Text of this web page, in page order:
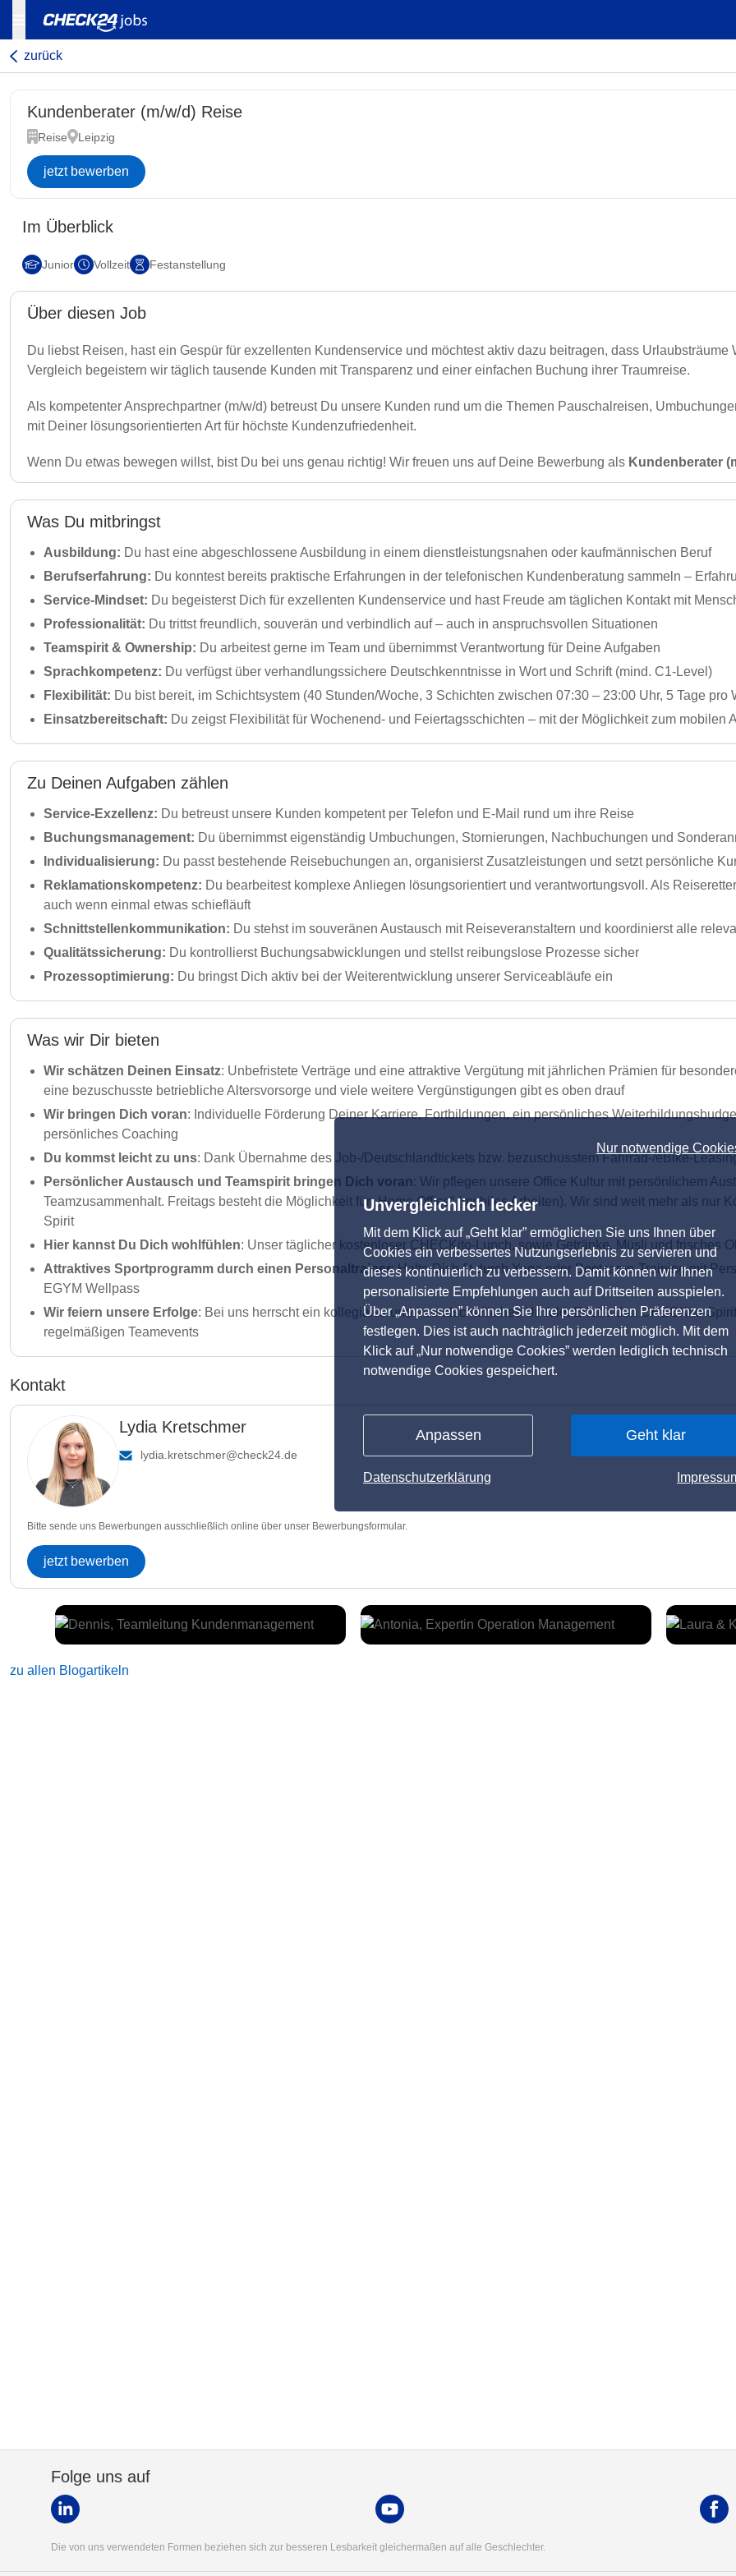
Nur notwendige
Unvergleichlich lecker
Mit dem Klick auf „Geht klar” ermöglichen Sie uns Ihnen über
Cookies ein verbessertes Nutzungserlebnis zu servieren und
dieses kontinuierlich zu verbessern. Damit können wir Ihnen
personalisierte Empfehlungen auch auf Drittseiten ausspielen.
Über „Anpassen” können Sie Ihre persönlichen Präferenzen
festlegen. Dies ist auch nachträglich jederzeit möglich. Mit dem
Klick auf „Nur notwendige Cookies” werden lediglich technisch
notwendige Cookies gespeichert.
Anpassen Geht klar
Datenschutzerklärung
zurück
Kundenberater (m/w/d) Reise
Reise Leipzig
jetzt bewerben
Im Überblick
Junior Vollzeit Festanstellung
Über diesen Job
Du liebst Reisen, hast ein Gespür für exzellenten Kundenservice und möchtest aktiv dazu beitragen, dass
Vergleich begeistern wir täglich tausende Kunden mit Transparenz und einer einfachen Buchung ihrer Traumreise.
Als kompetenter Ansprechpartner (m/w/d) betreust Du unsere Kunden rund um die Themen Pauschalreisen,
mit Deiner lösungsorientierten Art für höchste Kundenzufriedenheit.
Wenn Du etwas bewegen willst, bist Du bei uns genau richtig! Wir freuen uns auf Deine Bewerbung als Kundenberater
Was Du mitbringst
Ausbildung: Du hast eine abgeschlossene Ausbildung in einem dienstleistungsnahen oder kaufmännischen Beruf
Berufserfahrung: Du konntest bereits praktische Erfahrungen in der telefonischen Kundenberatung sammeln –
Service-Mindset: Du begeisterst Dich für exzellenten Kundenservice und hast Freude am täglichen Kontakt mit
Professionalität: Du trittst freundlich, souverän und verbindlich auf – auch in anspruchsvollen Situationen
Teamspirit & Ownership: Du arbeitest gerne im Team und übernimmst Verantwortung für Deine Aufgaben
Sprachkompetenz: Du verfügst über verhandlungssichere Deutschkenntnisse in Wort und Schrift (mind. C1-Level)
Flexibilität: Du bist bereit, im Schichtsystem (40 Stunden/Woche, 3 Schichten zwischen 07:30 – 23:00 Uhr, 5 Tage pro
Einsatzbereitschaft: Du zeigst Flexibilität für Wochenend- und Feiertagsschichten – mit der Möglichkeit zum mobilen
Zu Deinen Aufgaben zählen
Service-Exzellenz: Du betreust unsere Kunden kompetent per Telefon und E-Mail rund um ihre Reise
Buchungsmanagement: Du übernimmst eigenständig Umbuchungen, Stornierungen, Nachbuchungen und
Individualisierung: Du passt bestehende Reisebuchungen an, organisierst Zusatzleistungen und setzt persönliche
Reklamationskompetenz: Du bearbeitest komplexe Anliegen lösungsorientiert und verantwortungsvoll. Als
auch wenn einmal etwas schiefläuft
Schnittstellenkommunikation: Du stehst im souveränen Austausch mit Reiseveranstaltern und koordinierst alle
Qualitätssicherung: Du kontrollierst Buchungsabwicklungen und stellst reibungslose Prozesse sicher
Prozessoptimierung: Du bringst Dich aktiv bei der Weiterentwicklung unserer Serviceabläufe ein
Was wir Dir bieten
Wir schätzen Deinen Einsatz: Unbefristete Verträge und eine attraktive Vergütung mit jährlichen Prämien für
eine bezuschusste betriebliche Altersvorsorge und viele weitere Vergünstigungen gibt es oben drauf
Wir bringen Dich voran: Individuelle Förderung Deiner Karriere, Fortbildungen, ein persönliches
persönliches Coaching
Du kommst leicht zu uns: Dank Übernahme des Job-/Deutschlandtickets bzw. bezuschusstem Fahrrad-/eBike-
Persönlicher Austausch und Teamspirit bringen Dich voran: Wir pflegen unsere Office Kultur mit persönlichem
Teamzusammenhalt. Freitags besteht die Möglichkeit für „Home Office“ (mobiles Arbeiten). Wir sind weit mehr als
Spirit
Hier kannst Du Dich wohlfühlen: Unser täglicher kostenloser CHECKito-Lunch, sowie Getränke, Müsli und frisches
Attraktives Sportprogramm durch einen Personaltrainer: Halte Dich fit durch Yoga oder Bootcamp-Training mit
EGYM Wellpass
Wir feiern unsere Erfolge: Bei uns herrscht ein kollegiales und freundschaftliches Umfeld. Erlebe den CHECKito-
regelmäßigen Teamevents
Kontakt
Lydia Kretschmer
lydia.kretschmer@check24.de
Bitte sende uns Bewerbungen ausschließlich online über unser Bewerbungsformular.
jetzt bewerben
zu allen Blogartikeln
Folge uns auf
Die von uns verwendeten Formen beziehen sich zur besseren Lesbarkeit gleichermaßen auf alle Geschlechter.